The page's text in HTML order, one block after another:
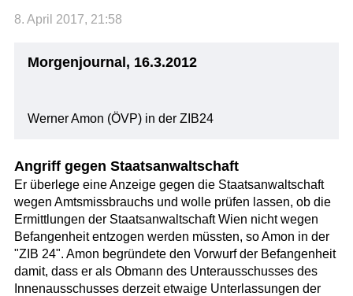
8. April 2017, 21:58
Morgenjournal, 16.3.2012
Werner Amon (ÖVP) in der ZIB24
Angriff gegen Staatsanwaltschaft
Er überlege eine Anzeige gegen die Staatsanwaltschaft
wegen Amtsmissbrauchs und wolle prüfen lassen, ob die
Ermittlungen der Staatsanwaltschaft Wien nicht wegen
Befangenheit entzogen werden müssten, so Amon in der
"ZIB 24". Amon begründete den Vorwurf der Befangenheit
damit, dass er als Obmann des Unterausschusses des
Innenausschusses derzeit etwaige Unterlassungen der